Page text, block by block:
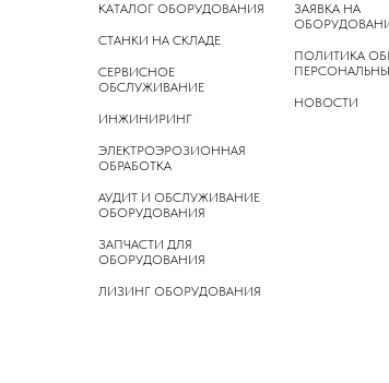
КАТАЛОГ ОБОРУДОВАНИЯ
СТАНКИ НА СКЛАДЕ
СЕРВИСНОЕ
ОБСЛУЖИВАНИЕ
ИНЖИНИРИНГ
ЭЛЕКТРОЭРОЗИОННАЯ
ОБРАБОТКА
АУДИТ И ОБСЛУЖИВАНИЕ
ОБОРУДОВАНИЯ
ЗАПЧАСТИ ДЛЯ
ОБОРУДОВАНИЯ
ЛИЗИНГ ОБОРУДОВАНИЯ
ЗАЯВКА НА
ПОЛИТИКА
НОВОСТИ